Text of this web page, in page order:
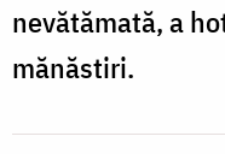
nevătămată, a
mănăstiri.